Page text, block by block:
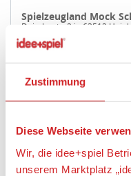
Zustimmung
Diese Webseite
Wir, die idee+spiel
unserem Marktplatz
Spielzeugland Mock
Daimlerstr. 2 in 63512
Impressum/